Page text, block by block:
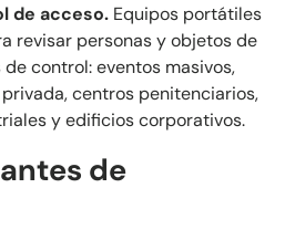
de acceso. Equipos portátiles
revisar personas y objetos de
control: eventos masivos,
centros penitenciarios,
y edificios corporativos.
de